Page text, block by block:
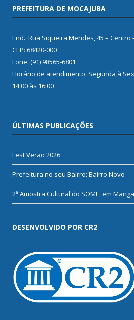
PREFEITURA DE MOCAJUBA
End.: Rua Siqueira Mendes, 45 – Centro
CEP: 68420-000
Fone: (91) 98565-6801
Horário de atendimento: Segunda à
14:00 às 16:00
ÚLTIMAS PUBLICAÇÕES
Fest Verão 2026
Prefeitura no seu Bairro: Bairro Novo
2ª Amostra Cultural do SOME, em
DESENVOLVIDO POR CR2